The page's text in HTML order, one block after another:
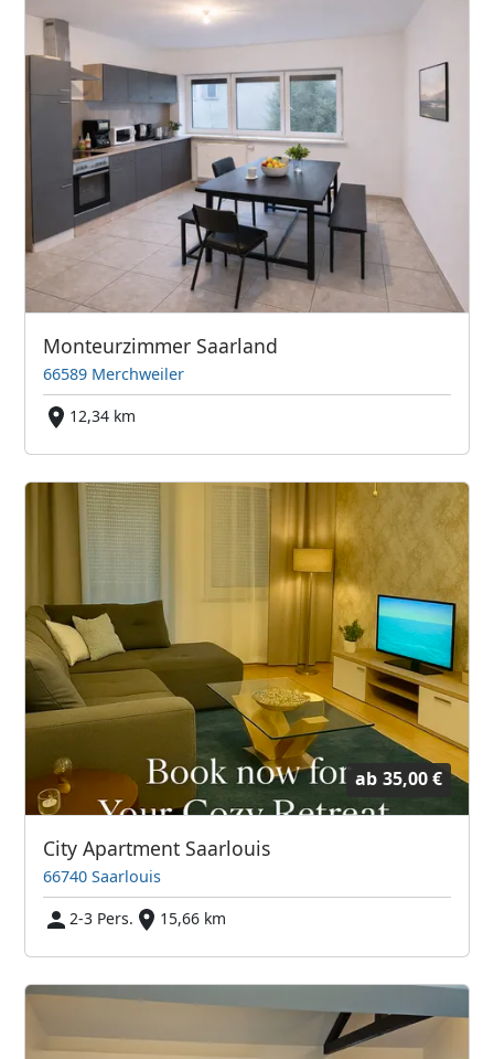
Monteurzimmer Saarland
66589 Merchweiler
12,34 km
ab 35,00 €
City Apartment Saarlouis
66740 Saarlouis
2-3 Pers.
15,66 km